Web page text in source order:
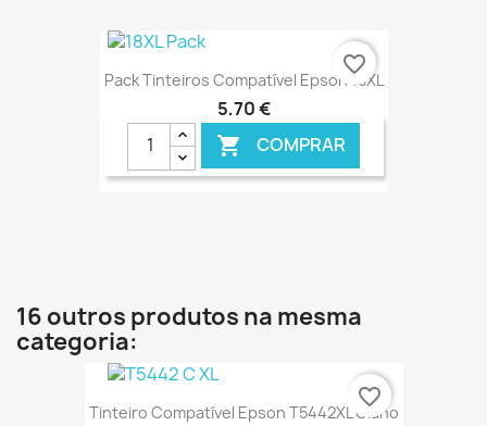
€ ONLINE
Pack Tinteiros Compatível Epson 18XL
5,70 €
 COMPRAR
favorite_border
16 outros produtos na mesma
categoria:
Tinteiro Compatível Epson T5442XL Ciano
favorite_border